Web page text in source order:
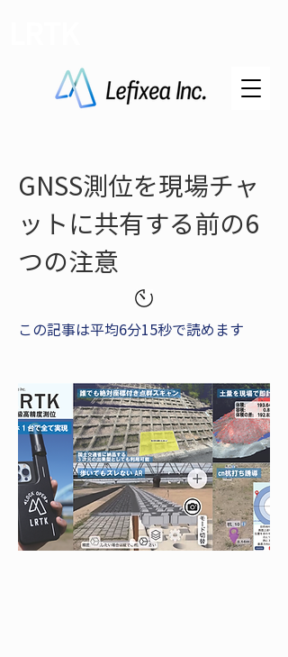
GNSS測位を現場チャ
ットに共有する前の6
つの注意
この記事は平均6分15秒で読めます